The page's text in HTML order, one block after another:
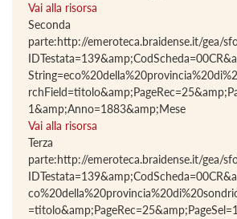
Vai alla risorsa
Seconda
parte:http://emeroteca.braidense.it/gea/
1&amp;Anno=1883&amp;Mese
Vai alla risorsa
Terza
parte:http://emeroteca.braidense.it/gea/